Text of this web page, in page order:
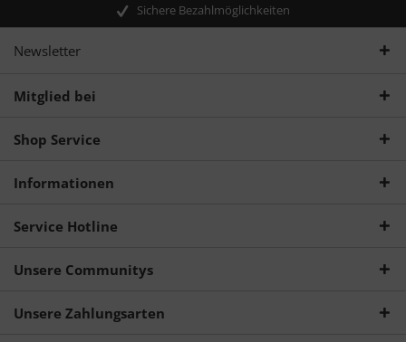
Sichere Bezahlmöglichkeiten
Newsletter
Mitglied bei
Shop Service
Informationen
Service Hotline
Unsere Communitys
Unsere Zahlungsarten